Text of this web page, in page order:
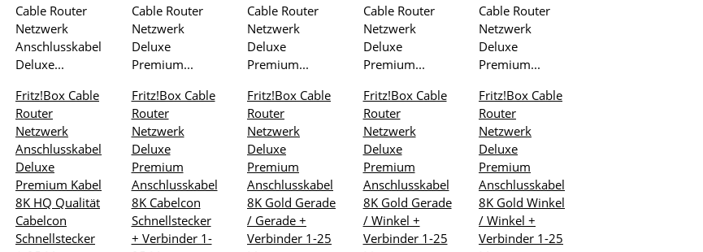
Fritz!Box Cable
Router
Netzwerk
Anschlusskabel
Deluxe
Premium Kabel
8K HQ Qualität
Cabelcon
Schnellstecker
Fritz!Box Cable
Router
Netzwerk
Deluxe
Premium
Anschlusskabel
8K Cabelcon
Schnellstecker
+ Verbinder 1-
Fritz!Box Cable
Router
Netzwerk
Deluxe
Premium
Anschlusskabel
8K Gold Gerade
/ Gerade +
Verbinder 1-25
Fritz!Box Cable
Router
Netzwerk
Deluxe
Premium
Anschlusskabel
8K Gold Gerade
/ Winkel +
Verbinder 1-25
Fritz!Box Cable
Router
Netzwerk
Deluxe
Premium
Anschlusskabel
8K Gold Winkel
/ Winkel +
Verbinder 1-25